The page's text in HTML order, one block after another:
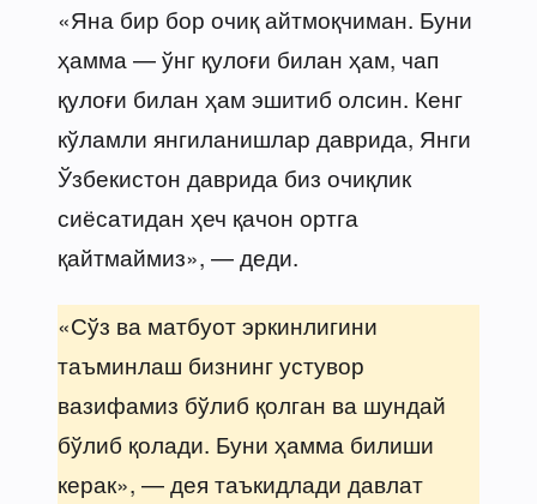
«Яна бир бор очиқ айтмоқчиман. Буни
ҳамма — ўнг қулоғи билан ҳам, чап
қулоғи билан ҳам эшитиб олсин. Кенг
кўламли янгиланишлар даврида, Янги
Ўзбекистон даврида биз очиқлик
сиёсатидан ҳеч қачон ортга
қайтмаймиз», — деди.
«Сўз ва матбуот эркинлигини
таъминлаш бизнинг устувор
вазифамиз бўлиб қолган ва шундай
бўлиб қолади. Буни ҳамма билиши
керак», — дея таъкидлади давлат